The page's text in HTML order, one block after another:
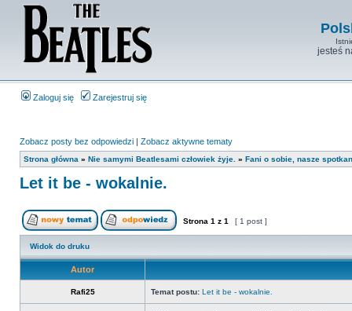
jesteś
Zaloguj się Zarejestruj się
Zobacz posty bez odpowiedzi | Zobacz aktywne tematy
Strona główna » Nie samymi Beatlesami człowiek żyje. » Fani o sobie, nasze
Let it be - wokalnie.
Strona 1 z 1 [ 1 post ]
Widok do druku
Autor
Rafi25 Temat postu: Let it be - wokalnie.